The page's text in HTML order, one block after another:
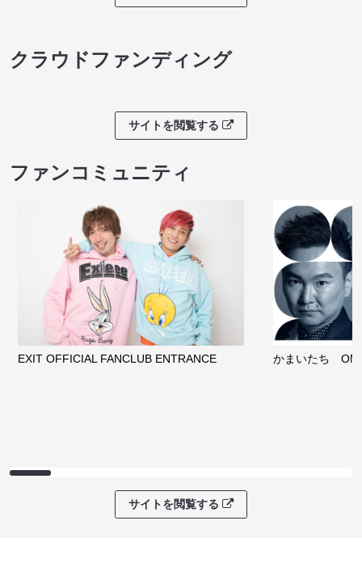
クラウドファンディング
サイトを閲覧する
ファンコミュニティ
EXIT OFFICIAL FANCLUB ENTRANCE かまいたち
サイトを閲覧する